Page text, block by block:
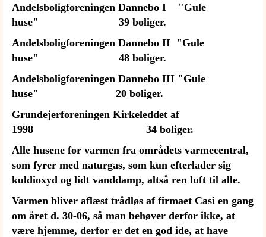
Andelsboligforeningen Dannebo I "Gule
huse" 39 boliger.
Andelsboligforeningen Dannebo II "Gule
huse" 48 boliger.
Andelsboligforeningen Dannebo III "Gule
huse" 20 boliger.
Grundejerforeningen Kirkeleddet af
1998 34 boliger.
Alle husene for varmen fra områdets varmecentral,
som fyrer med naturgas, som kun efterlader sig
kuldioxyd og lidt vanddamp, altså ren luft til alle.
Varmen bliver aflæst trådløs af firmaet Casi en gang
om året d. 30-06, så man behøver derfor ikke, at
være hjemme, derfor er det en god ide, at have